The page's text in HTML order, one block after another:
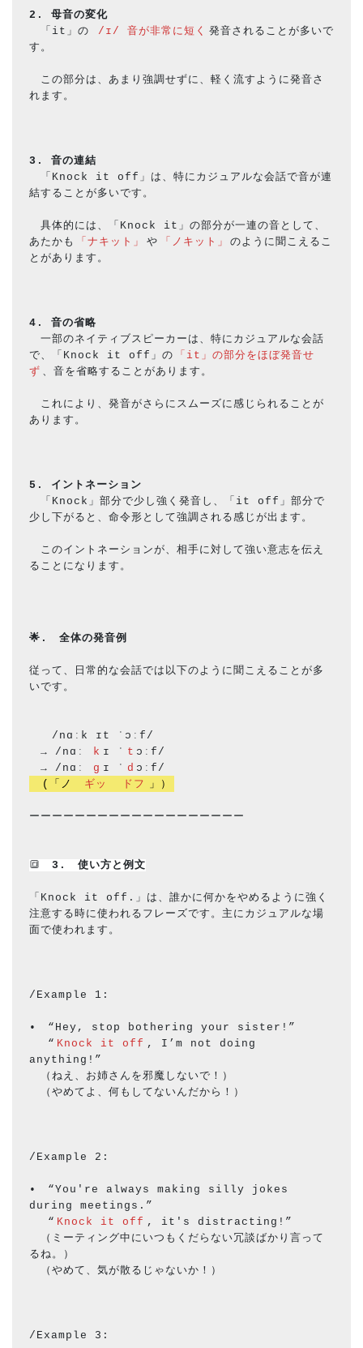
2. 母音の変化
「it」の
/ɪ/ 音が非常に短く 発音されることが多いで
す。
この部分は、あまり強調せずに、軽く流すように発音さ
れます。
3. 音の連結
「Knock it off」は、特にカジュアルな会話で音が連
結することが多いです。
具体的には、「Knock it」の部分が一連の音として、
あたかも
「ナキット」 や 「ノキット」
のように聞こえるこ
とがあります。
4. 音の省略
一部のネイティブスピーカーは、特にカジュアルな会話
で、「Knock it off」の
「it」の部分をほぼ発音せ
ず 、音を省略することがあります。
これにより、発音がさらにスムーズに感じられることが
あります。
5. イントネーション
「Knock」部分で少し強く発音し、「it off」部分で
少し下がると、命令形として強調される感じが出ます。
このイントネーションが、相手に対して強い意志を伝え
ることになります。
🌟.　全体の発音例
従って、日常的な会話では以下のように聞こえることが多
いです。
/nɑːk ɪt ˈɔːf/
→ /nɑː
k ɪ ˈ t ɔːf/
→ /nɑː
g ɪ ˈ d ɔːf/
(「ノ
ギッ ドフ 」）
ーーーーーーーーーーーーーーーーーーー
🔳 3.　使い方と 例文
「Knock it off.」は、誰かに何かをやめるように強く
注意する時に使われるフレーズです。主にカジュアルな場
面で使われます。
/Example 1:
•　“Hey, stop bothering your sister!”
“ Knock it off , I’m not doing
anything!”
（ねえ、お姉さんを邪魔しないで！）
（やめてよ、何もしてないんだから！）
/Example 2:
•　“You're always making silly jokes
during meetings.”
“ Knock it off , it's distracting!”
（ミーティング中にいつもくだらない冗談ばかり言って
るね。）
（やめて、気が散るじゃないか！）
/Example 3: